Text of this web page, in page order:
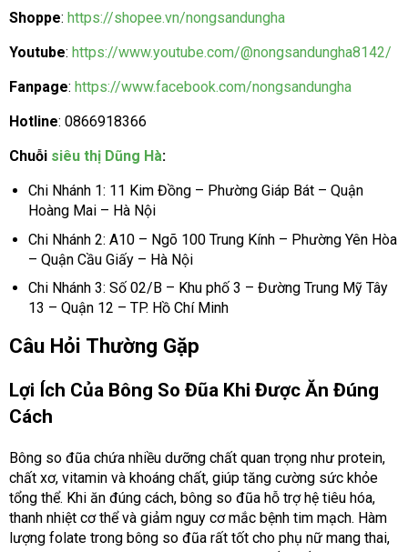
Shoppe: https://shopee.vn/nongsandungha
Youtube: https://www.youtube.com/@nongsandungha8142/
Fanpage: https://www.facebook.com/nongsandungha
Hotline: 0866918366
Chuỗi siêu thị Dũng Hà:
Chi Nhánh 1: 11 Kim Đồng – Phường Giáp Bát – Quận
Hoàng Mai – Hà Nội
Chi Nhánh 2: A10 – Ngõ 100 Trung Kính – Phường Yên Hòa
– Quận Cầu Giấy – Hà Nội
Chi Nhánh 3: Số 02/B – Khu phố 3 – Đường Trung Mỹ Tây
13 – Quận 12 – TP. Hồ Chí Minh
Câu Hỏi Thường Gặp
Lợi Ích Của Bông So Đũa Khi Được Ăn Đúng
Cách
Bông so đũa chứa nhiều dưỡng chất quan trọng như protein,
chất xơ, vitamin và khoáng chất, giúp tăng cường sức khỏe
tổng thể. Khi ăn đúng cách, bông so đũa hỗ trợ hệ tiêu hóa,
thanh nhiệt cơ thể và giảm nguy cơ mắc bệnh tim mạch. Hàm
lượng folate trong bông so đũa rất tốt cho phụ nữ mang thai,